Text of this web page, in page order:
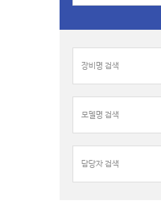
a
명
색
:
델
명
:자